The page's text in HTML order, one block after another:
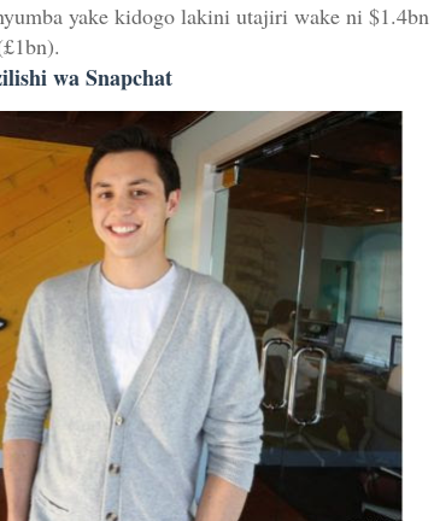
yake kidogo lakini utajiri wake ni $1.4bn
wa Snapchat